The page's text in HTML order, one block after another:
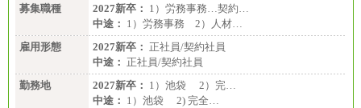
募集職種
2027新卒： 1）労務事務…契約…
中途： 1）労務事務 2）人材…
雇用形態
2027新卒： 正社員/契約社員
中途： 正社員/契約社員
勤務地
2027新卒： 1）池袋 2）完…
中途： 1）池袋 2) 完全…